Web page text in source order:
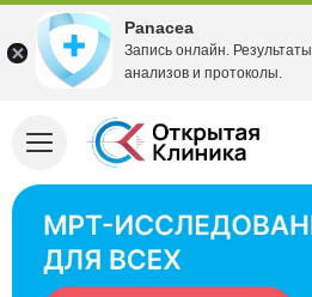
Panacea
Запись онлайн. Результаты
анализов и протоколы.